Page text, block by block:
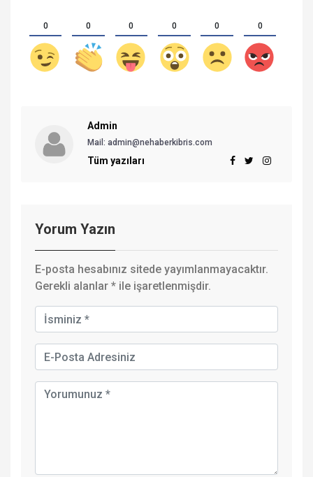
0 0 0 0 0 0
Admin
Mail: admin@nehaberkibris.com
Tüm yazıları
Yorum Yazın
E-posta hesabınız sitede yayımlanmayacaktır.
Gerekli alanlar * ile işaretlenmişdir.